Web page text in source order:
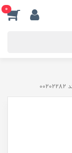
0